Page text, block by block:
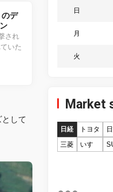
デ
され
いた
して
日
月
火
Market
日経 トヨタ
三菱
いすゞ